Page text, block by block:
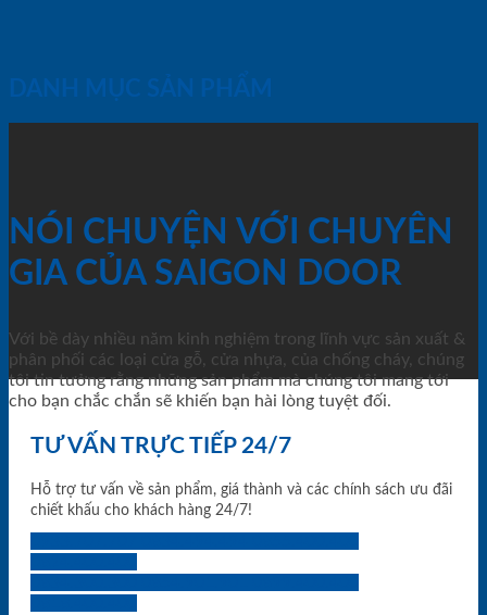
DANH MỤC SẢN PHẨM
NÓI CHUYỆN VỚI CHUYÊN
GIA CỦA SAIGON DOOR
Với bề dày nhiều năm kinh nghiệm trong lĩnh vực sản xuất &
phân phối các loại cửa gỗ, cửa nhựa, của chống cháy, chúng
tôi tin tưởng rằng những sản phẩm mà chúng tôi mang tới
cho bạn chắc chắn sẽ khiến bạn hài lòng tuyệt đối.
TƯ VẤN TRỰC TIẾP 24/7
Hỗ trợ tư vấn về sản phẩm, giá thành và các chính sách ưu đãi
chiết khấu cho khách hàng 24/7!